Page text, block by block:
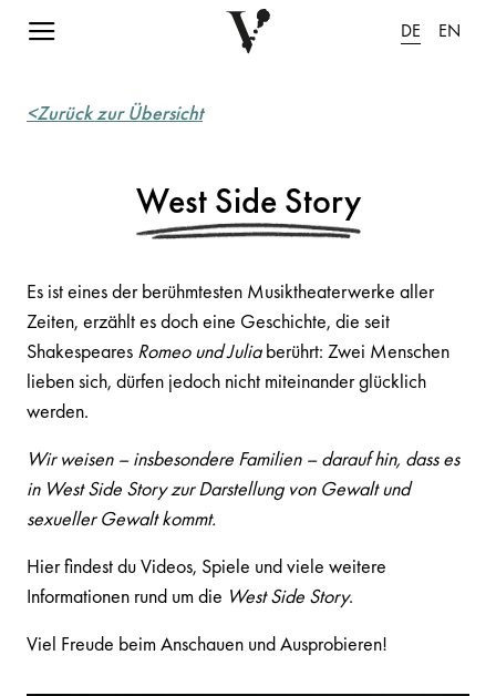
Navigation einblenden DE EN
<Zurück zur Übersicht
West Side Story
Es ist eines der berühmtesten Musiktheaterwerke aller
Zeiten, erzählt es doch eine Geschichte, die seit
Shakespeares Romeo und Juliaberührt: Zwei Menschen
lieben sich, dürfen jedoch nicht miteinander glücklich
werden.
Wir weisen – insbesondere Familien – darauf hin, dass es
in West Side Story zur Darstellung von Gewalt und
sexueller Gewalt kommt.
Hier findest du Videos, Spiele und viele weitere
Informationen rund um die West Side Story.
Viel Freude beim Anschauen und Ausprobieren!